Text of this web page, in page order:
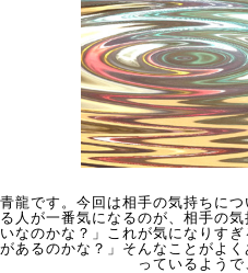
青龍です。今回は相手の気持ちに
る人が一番気になるのが、相手の
いなのかな？」これが気になりす
があるのかな？」そんなことがよ
っているよう